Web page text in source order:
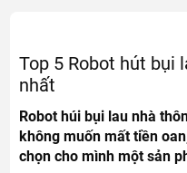
Top 5 Robot hút bụi
nhất
Robot húi bụi lau nhà
không muốn mất tiền
chọn cho mình một sản